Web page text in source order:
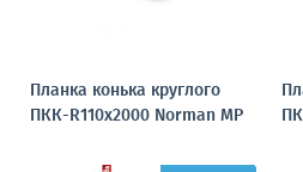
Планка конька круглого
ПКК-R110х2000 Norman MP